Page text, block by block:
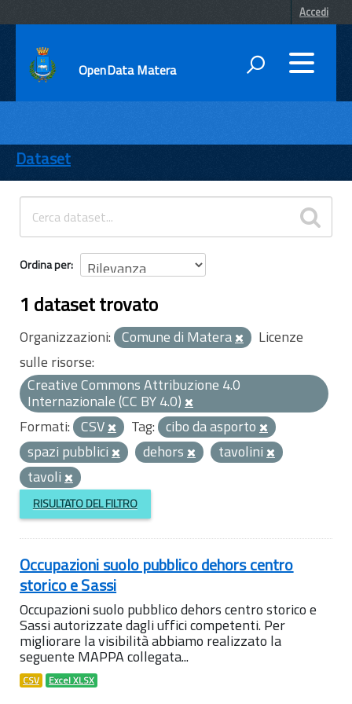
Accedi
OpenData Matera
ENTI
TEMI
INFORMAZIONI
Dataset
Ordina per
1 dataset trovato
Organizzazioni: Comune di Matera
Licenze
sulle risorse:
Creative Commons Attribuzione 4.0
Internazionale (CC BY 4.0)
Formati: CSV Tag: cibo da asporto
spazi pubblici
dehors
tavolini
tavoli
RISULTATO DEL FILTRO
Occupazioni suolo pubblico dehors centro
storico e Sassi
Occupazioni suolo pubblico dehors centro storico e
Sassi autorizzate dagli uffici competenti. Per
migliorare la visibilità abbiamo realizzato la
seguente MAPPA collegata...
CSV Excel XLSX